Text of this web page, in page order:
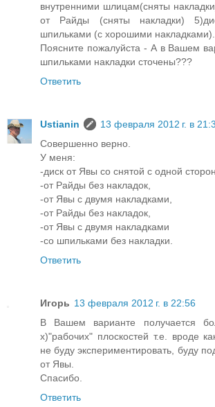
внутренними шлицам(сняты
от Райды (сняты накладки)
шпильками (с хорошими накладками).
Поясните пожалуйста - А в Вашем
шпильками накладки сточены???
Ответить
Ustianin
13 февраля 2012 г. в
Совершенно верно.
У меня:
-диск от Явы со снятой с одной
-от Райды без накладок,
-от Явы с двумя накладками,
-от Райды без накладок,
-от Явы с двумя накладками
-со шпильками без накладки.
Ответить
Игорь 13 февраля 2012 г. в 22:56
В Вашем варианте получается
х)"рабочих" плоскостей т.е. вроде
не буду экспериментировать, буду
от Явы.
Спасибо.
Ответить